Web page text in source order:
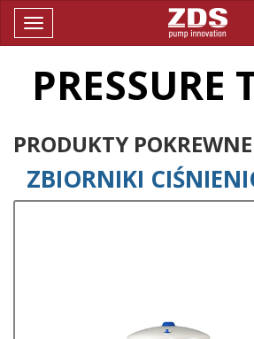
Toggle
PRESSURE
PRODUKTY POKREWNE
ZBIORNIKI